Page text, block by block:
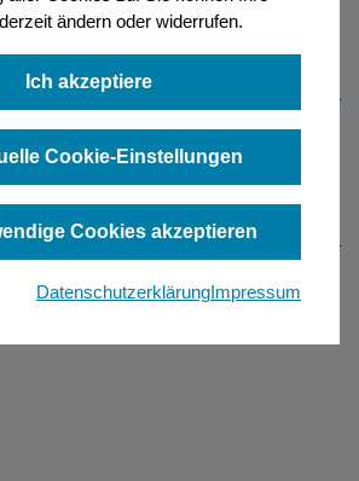
ändern oder widerrufen.
Ich akzeptiere
Cookie-Einstellungen
Cookies akzeptieren
DatenschutzerklärungImpressum